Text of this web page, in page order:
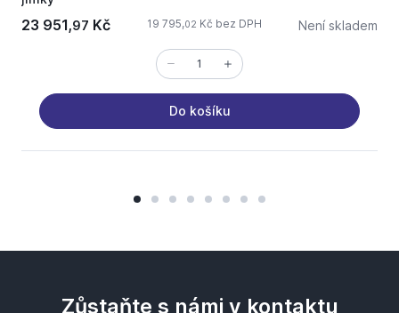
23 951,97 Kč 19 795,02 Kč bez DPH Není skladem
Do košíku
Zůstaňte s námi v kontaktu